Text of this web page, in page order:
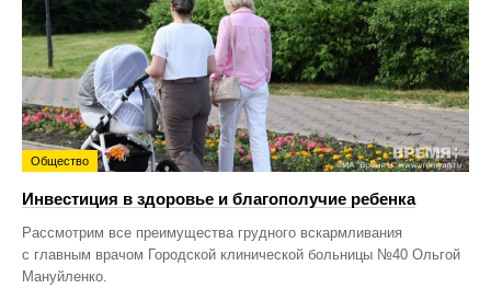
Общество
Инвестиция в здоровье и благополучие ребенка
Рассмотрим все преимущества грудного вскармливания
с главным врачом Городской клинической больницы №40 Ольгой
Мануйленко.